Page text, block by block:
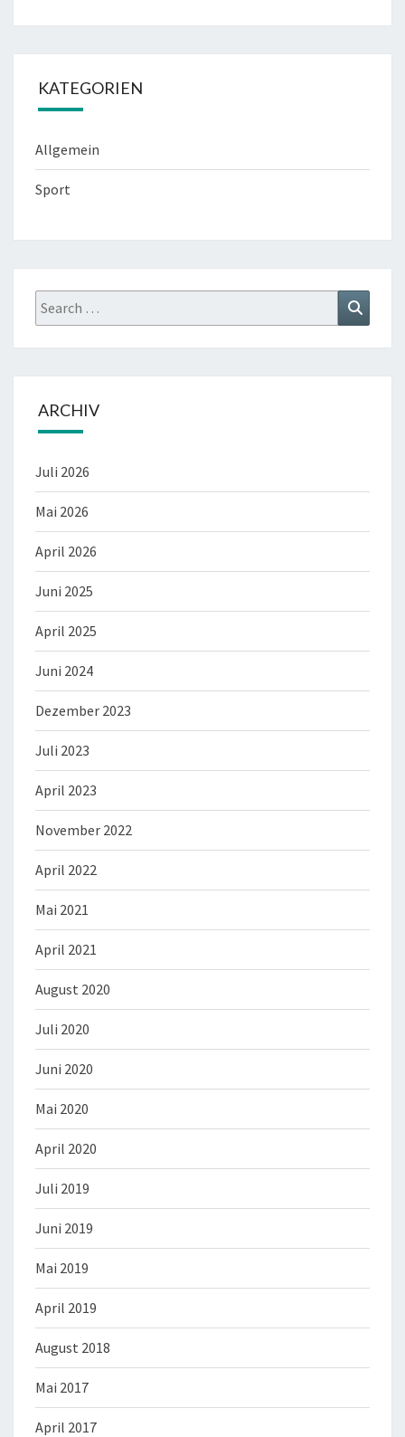
KATEGORIEN
Allgemein
Sport
Search
for:
ARCHIV
Juli 2026
Mai 2026
April 2026
Juni 2025
April 2025
Juni 2024
Dezember 2023
Juli 2023
April 2023
November 2022
April 2022
Mai 2021
April 2021
August 2020
Juli 2020
Juni 2020
Mai 2020
April 2020
Juli 2019
Juni 2019
Mai 2019
April 2019
August 2018
Mai 2017
April 2017